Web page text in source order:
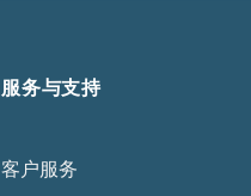
服务与支持
客户服务